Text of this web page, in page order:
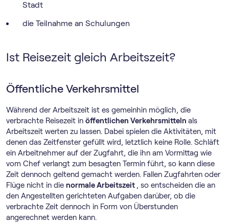
Stadt
die Teilnahme an Schulungen
Ist Reisezeit gleich Arbeitszeit?
Öffentliche Verkehrsmittel
Während der Arbeitszeit ist es gemeinhin möglich, die
verbrachte Reisezeit in öffentlichen Verkehrsmitteln als
Arbeitszeit werten zu lassen. Dabei spielen die Aktivitäten, mit
denen das Zeitfenster gefüllt wird, letztlich keine Rolle. Schläft
ein Arbeitnehmer auf der Zugfahrt, die ihn am Vormittag wie
vom Chef verlangt zum besagten Termin führt, so kann diese
Zeit dennoch geltend gemacht werden. Fallen Zugfahrten oder
Flüge nicht in die normale Arbeitszeit , so entscheiden die an
den Angestellten gerichteten Aufgaben darüber, ob die
verbrachte Zeit dennoch in Form von Überstunden
angerechnet werden kann.